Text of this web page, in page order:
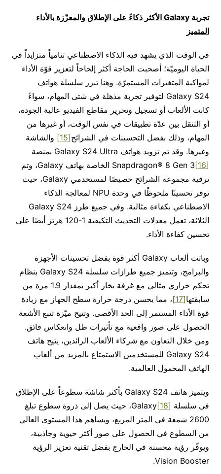
تجربةGalaxy
الأكثر ذكاءً على الإطلاق والمعزّزة بالأداء
المتميز
في الوقت الذي يشهد فيه الذكاء الاصطناعي تنامياً متزايداً في
الحياة اليوميّة؛ أصحبت الحاجة أكثر إلحاحاً لتعزيز قوّة الأداء
لمواكبة المتغيرات المستمرّة. وهنا تبرز سلسلة هواتف
Galaxy S24 لتوفير تجربة مذهلة في شتى المهام، سواءً
كانت الألعاب أو تسجيل وتحرير مقاطع الفيديو عالية الجودة،
أو التنقل بين عدّة تطبيقات في نفس الوقت، أو غيرها من
المهام، وذلك بفضل التحسينات في الشرائح [15]
والشاشة
وغيرها. وقد تم تزويد هواتف Galaxy S24 Ultra بمنصة
Snapdragon® 8 Gen 3[16]
الخاصة بهاتف Galaxy، وتم
ترقية مجموعة الشرائح خصيصًا لمستخدمي Galaxy، حيث
توفر تحسينًا ملحوظًا في وحدة NPU لمعالجة الذكاء
الاصطناعي بكفاءة مثالية. وفي جميع طرز Galaxy S24
الثلاثة، تعمل معدلات التحديث التكيفية 1-120 هرتز أيضًا على
تحسين كفاءة الأداء.
وباتت ألعاب Galaxy أكثر قوة بفضل تحسينات الأجهزة
والبرامج، وتتميز جميع طرازات سلسلة Galaxy S24 بنظام
تحكم حراري مثالي مع غرفة بخار أكبر بمقدار 1.9 مرة من
سابقتها[17]
، مما يحسن درجة حرارة سطح الجهاز مع زيادة
قوة الأداء المستمر إلى الحد الأقصى. وتتيح ميّزة تتبع الأشعة
الحصول على صور واقعية مع تأثيرات ظل وانعكاس فائق.
ومن خلال التعاون مع شركاء الألعاب الرائدين، يتيح هاتف
Galaxy S24 للمستخدمين الاستمتاع بالمزيد من ألعاب
الهاتف المحمول العالمية.
ويتميز هاتف Galaxy S24 بأكثر شاشة سطوعاً على الإطلاق
في سلسلة[18]
Galaxy، حيث يصل إلى ذروة سطوع تبلغ
2600 شمعة في المتر المربع، ويساهم هذا المستوى العالي
من السطوع في الحصول على صور أكثر حيوية وجاذبية،
ويوفّر رؤية محسنة في الخارج بفضل تقنية تعزيز الرؤية
Vision Booster.